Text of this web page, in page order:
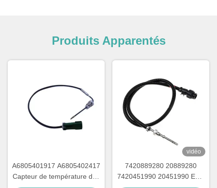
Produits Apparentés
A6805401917 A6805402417
Capteur de température des
vidéo
7420889280 20889280
7420451990 20451990 EGT